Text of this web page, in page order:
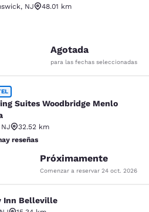
, NJ
48.01 km
de 5 estrellas. Excepcional. 20 reseñas
Agotada
para las fechas seleccionadas
Woodbridge
Suites Woodbridge Menlo
NJ
32.52 km
reseñas
reseñas
Próximamente
Comenzar a reservar 24 oct. 2026
Inn Belleville